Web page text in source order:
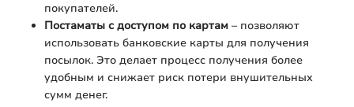
покупателей.
Постаматы с доступом по картам – позволяют
использовать банковские карты для получения
посылок. Это делает процесс получения более
удобным и снижает риск потери внушительных
сумм денег.